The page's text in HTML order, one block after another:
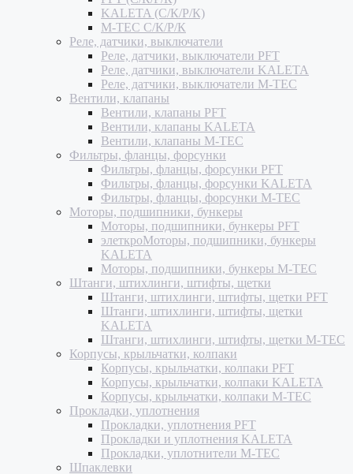
KALETA (С/К/Р/К)
M-TEC С/К/Р/К
Реле, датчики, выключатели
Реле, датчики, выключатели PFT
Реле, датчики, выключатели KALETA
Реле, датчики, выключатели M-TEC
Вентили, клапаны
Вентили, клапаны PFT
Вентили, клапаны KALETA
Вентили, клапаны M-TEC
Фильтры, фланцы, форсунки
Фильтры, фланцы, форсунки PFT
Фильтры, фланцы, форсунки KALETA
Фильтры, фланцы, форсунки M-TEC
Моторы, подшипники, бункеры
Моторы, подшипники, бункеры PFT
элеткроМоторы, подшипники, бункеры
KALETA
Моторы, подшипники, бункеры M-TEC
Штанги, штихлинги, штифты, щетки
Штанги, штихлинги, штифты, щетки PFT
Штанги, штихлинги, штифты, щетки
KALETA
Штанги, штихлинги, штифты, щетки M-TEC
Корпусы, крыльчатки, колпаки
Корпусы, крыльчатки, колпаки PFT
Корпусы, крыльчатки, колпаки KALETA
Корпусы, крыльчатки, колпаки M-TEC
Прокладки, уплотнения
Прокладки, уплотнения PFT
Прокладки и уплотнения KALETA
Прокладки, уплотнители M-TEC
Шпаклевки